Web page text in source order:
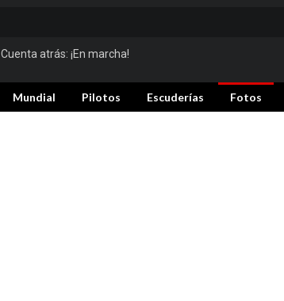
| Cuenta atrás: ¡En marcha!
Mundial Pilotos Escuderías Fotos